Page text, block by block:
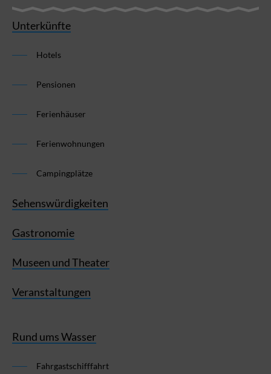
Unterkünfte
Hotels
Pensionen
Ferienhäuser
Ferienwohnungen
Campingplätze
Sehenswürdigkeiten
Gastronomie
Museen und Theater
Veranstaltungen
Rund ums Wasser
Fahrgastschifffahrt